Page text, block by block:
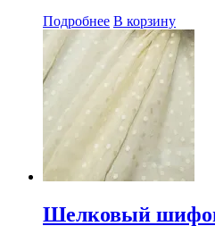
Подробнее В корзину
Шелковый